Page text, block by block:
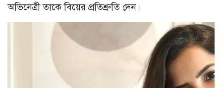
অভিনেত্রী তাকে বিয়ের প্রতিশ্রুতি দেন।